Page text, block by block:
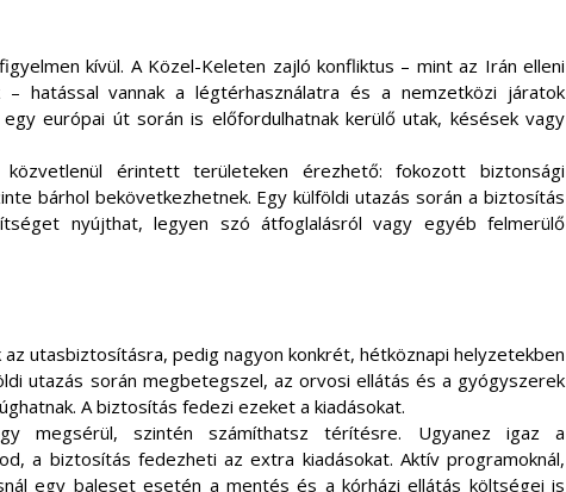
kívül. A Közel-Keleten zajló konfliktus – mint az Irán elleni
hatással vannak a légtérhasználatra és a nemzetközi járatok
európai út során is előfordulhatnak kerülő utak, késések vagy
érintett területeken érezhető: fokozott biztonsági
bárhol bekövetkezhetnek. Egy külföldi utazás során a biztosítás
nyújthat, legyen szó átfoglalásról vagy egyéb felmerülő
az utasbiztosításra, pedig nagyon konkrét, hétköznapi helyzetekben
utazás során megbetegszel, az orvosi ellátás és a gyógyszerek
A biztosítás fedezi ezeket a kiadásokat.
megsérül, szintén számíthatsz térítésre. Ugyanez igaz a
a biztosítás fedezheti az extra kiadásokat. Aktív programoknál,
egy baleset esetén a mentés és a kórházi ellátás költségei is